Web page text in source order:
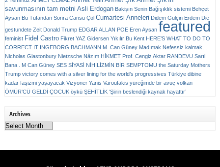
savunmasının tam metni Asli Erdogan Bakişın Senin Bağışıklık sistemi Behçet
Aysan Bu Tufandan Sonra Cansu Çöl Cumartesi Anneleri Didem Gülçin Erdem Die
gestundete Zeit Donald Trump EDGAR ALLAN POE Eren Aysan featured
feminist Fidel Castro Fikret YAZ Gidersen Yıkılır Bu Kent HERE’S WHAT TO DO TO
CORRECT IT INGEBORG BACHMANN M. Can Güney Madımak Nefessiz kalmak…
Nicholas Glastonbury Nietzsche Nâzım HİKMET Prof. Cengiz Aktar RANDEVU Sarıl
Bana . M Can Güney SES SİYASİ NİHİLİZMİN BİR SEMPTOMU the Saturday Mothers
Trump victory comes with a silver lining for the world’s progressives Türkiye dibine
kadar faşizmi yaşayacak Vizyoner Yanis Varoufakis yüreğimde bir avuç volkan
ÖMÜR'CÜ GELDİ ÇOCUK öykü ŞEHİTLİK ‘Şiirin beslendiği kaynak hayattır’
Archives
Archives